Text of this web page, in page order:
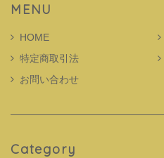
MENU
HOME
特定商取引法
お問い合わせ
Category